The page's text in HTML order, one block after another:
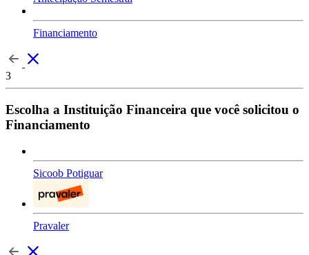
Financiamento
3
Escolha a Instituição Financeira que você solicitou o
Financiamento
Sicoob Potiguar
Pravaler